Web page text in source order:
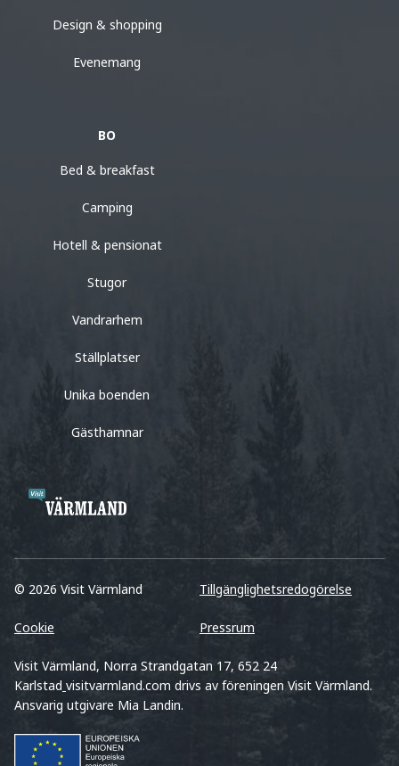
Design & shopping
Evenemang
BO
Bed & breakfast
Camping
Hotell & pensionat
Stugor
Vandrarhem
Ställplatser
Unika boenden
Gästhamnar
© 2026 Visit Värmland Tillgänglighetsredogörelse
Cookie Pressrum
Visit Värmland, Norra Strandgatan 17, 652 24
Karlstad visitvarmland.com drivs av föreningen Visit Värmland.
Ansvarig utgivare Mia Landin.